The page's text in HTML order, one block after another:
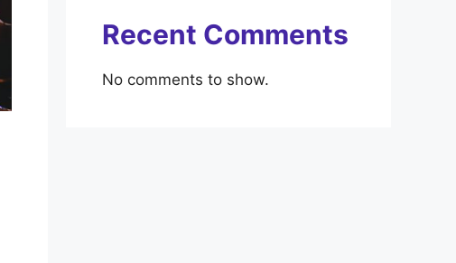
Recent Comments
No comments to show.